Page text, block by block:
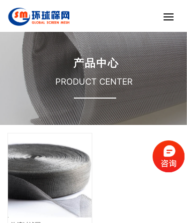
产品中心
PRODUCT CENTER